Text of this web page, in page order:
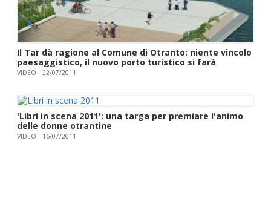
Il Tar dà ragione al Comune di Otranto: niente vincolo
paesaggistico, il nuovo porto turistico si farà
VIDEO 22/07/2011
'Libri in scena 2011': una targa per premiare l'animo
delle donne otrantine
VIDEO 16/07/2011